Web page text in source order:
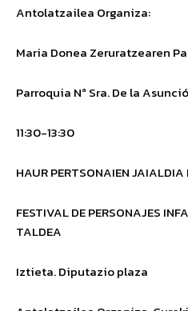
Antolatzailea Organiza:
Maria Donea Zeruratzearen
Parroquia Nª Sra. De la
11:30-13:30
HAUR PERTSONAIEN JAIALDIA
FESTIVAL DE PERSONAJES
TALDEA
Iztieta. Diputazio plaza